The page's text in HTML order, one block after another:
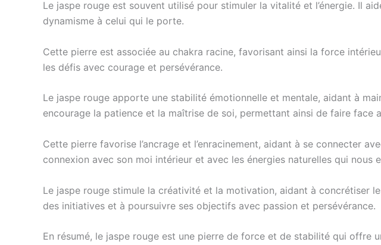
Le jaspe rouge est souvent utilisé pour stimuler la vitalité et l’énergie. Il
dynamisme à celui qui le porte.
Cette pierre est associée au chakra racine, favorisant ainsi la force
les défis avec courage et persévérance.
Le jaspe rouge apporte une stabilité émotionnelle et mentale, aidant à
encourage la patience et la maîtrise de soi, permettant ainsi de faire face
Cette pierre favorise l’ancrage et l’enracinement, aidant à se connecter
connexion avec son moi intérieur et avec les énergies naturelles qui nous
Le jaspe rouge stimule la créativité et la motivation, aidant à concrétiser
des initiatives et à poursuivre ses objectifs avec passion et persévérance.
En résumé, le jaspe rouge est une pierre de force et de stabilité qui